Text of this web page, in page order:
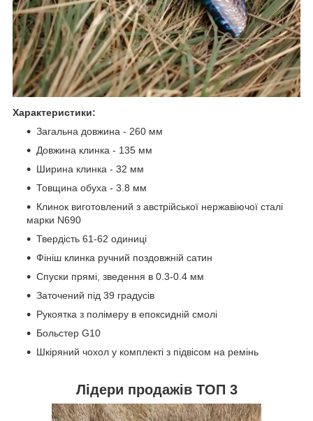
Характеристики:
Загальна довжина - 260 мм ️
Довжина клинка - 135 мм ️
Ширина клинка - 32 мм ️
Товщина обуха - 3.8 мм
Клинок виготовлений з австрійської нержавіючої сталі
марки N690
Твердість 61-62 одиниці
Фініш клинка ручний поздовжній сатин
Спуски прямі, зведення в 0.3-0.4 мм
Заточений під 39 градусів
Рукоятка з полімеру в епоксидній смолі
Больстер G10
Шкіряний чохол у комплекті з підвісом на ремінь
Лідери продажів ТОП 3